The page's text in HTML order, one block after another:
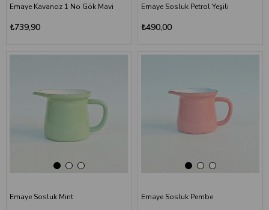
Emaye Kavanoz 1 No Gök Mavi
₺739,90
Emaye Sosluk Petrol Yeşili
₺490,00
Emaye Sosluk Mint Emaye Sosluk Pembe